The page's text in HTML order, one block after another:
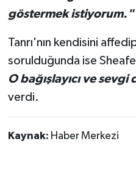
göstermek istiyorum."
Tanrı'nın kendisini
sorulduğunda ise
O bağışlayıcı ve
verdi.
Kaynak: Haber Merkezi